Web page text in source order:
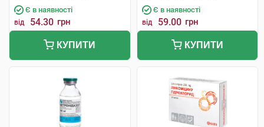
Є в наявності
від 54.30 грн
КУПИТИ
Є в наявності
від 59.00 грн
КУПИТИ